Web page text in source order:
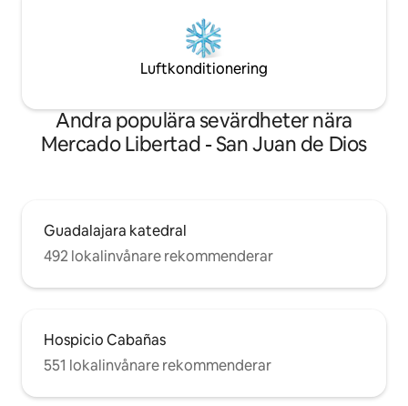
Luftkonditionering
Andra populära sevärdheter nära
Mercado Libertad - San Juan de Dios
Guadalajara katedral
492 lokalinvånare rekommenderar
Hospicio Cabañas
551 lokalinvånare rekommenderar